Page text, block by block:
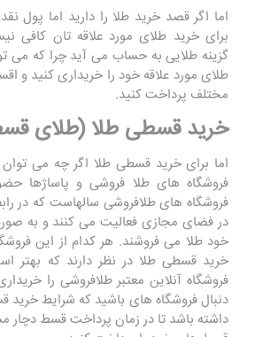
اما اگر قصد خرید طلا را دارید اما پول
برای خرید طلای مورد علاقه تان کافی
گزینه طلایی به حساب می آید چرا که می
طلای مورد علاقه خود را خریداری کنید و
مختلف پرداخت کنید.
خرید قسطی طلا (طلای
اما برای خرید قسطی طلا اگر چه می
فروشگاه های طلا فروشی و پاساژها
فروشگاه های طلافروشی سالهاست که در
در فضای مجازی فعالیت می کنند و به
خود طلا می فروشند. هر کدام از این
خرید قسطی طلا در نظر دارند که بهتر
فروشگاه آنلاین معتبر طلافروشی را
دنبال فروشگاه های باشید که شرایط
داشته باشد تا در زمان پرداخت قسط دچار